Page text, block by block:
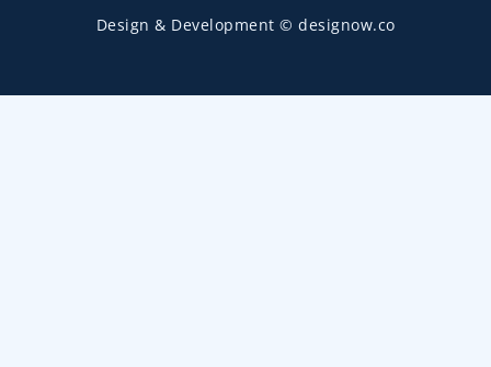
Design & Development © designow.co